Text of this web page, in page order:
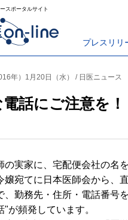
スポータルサイト
プレスリリ
年）1月20日（水） / 日医ニュース
話にご注意を！
実家に、宅配便会社の名
嬢宛てに日本医師会から、
、勤務先・住所・電話番号
"が頻発しています。